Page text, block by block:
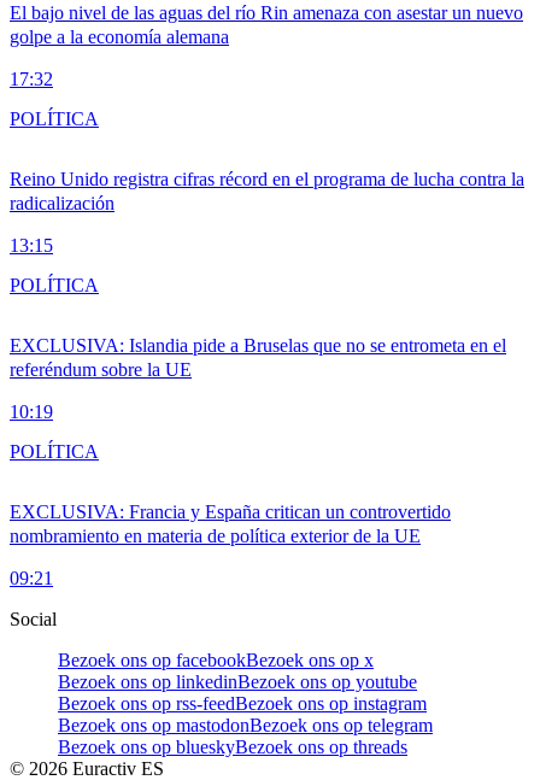
El bajo nivel de las aguas del río Rin amenaza con asestar un nuevo
golpe a la economía alemana
17:32
Reino Unido registra cifras récord en el programa de lucha contra la
radicalización
13:15
POLÍTICA
EXCLUSIVA: Islandia pide a Bruselas que no se entrometa en el
referéndum sobre la UE
10:19
POLÍTICA
EXCLUSIVA: Francia y España critican un controvertido
nombramiento en materia de política exterior de la UE
09:21
POLÍTICA
Social
Bezoek ons op facebookBezoek ons op x
Bezoek ons op linkedinBezoek ons op youtube
Bezoek ons op rss-feedBezoek ons op instagram
Bezoek ons op mastodonBezoek ons op telegram
Bezoek ons op blueskyBezoek ons op threads
© 2026 Euractiv ES